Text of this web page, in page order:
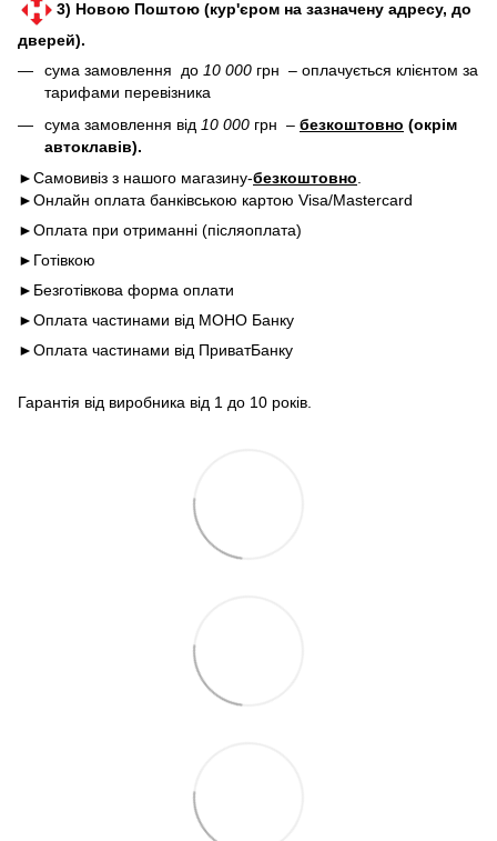
3) Новою Поштою (кур'єром на зазначену адресу, до
дверей).
сума замовлення до 10 000 грн – оплачується клієнтом за
тарифами перевізника
сума замовлення від 10 000 грн – безкоштовно (окрім
автоклавів).
►Самовивіз з нашого магазину-безкоштовно
►Онлайн оплата банківською картою Visa/Mastercard
►Оплата при отриманні (післяоплата)
►Готівкою
►Безготівкова форма оплати
►Оплата частинами від МОНО Банку
►Оплата частинами від ПриватБанку
Гарантія від виробника від 1 до 10 років.